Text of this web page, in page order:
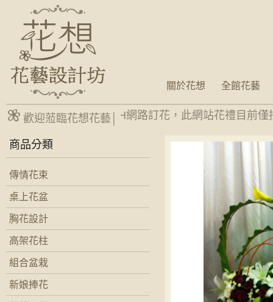
關於花想 全館花藝
歡迎蒞臨花想花藝│
台南網路花店24H網路訂花，此網站花禮目前僅
商品分類
傳情花束
桌上花盆
胸花設計
高架花柱
組合盆栽
新娘捧花